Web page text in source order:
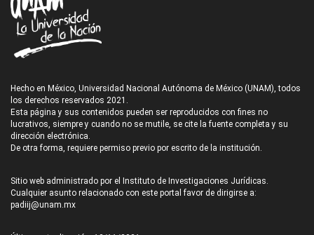
Hecho en México, Universidad Nacional Autónoma de México (UNAM), todos
los derechos reservados 2021.
Esta página y sus contenidos pueden ser reproducidos con fines no
lucrativos, siempre y cuando no se mutile, se cite la fuente completa y su
dirección electrónica.
De otra forma, requiere permiso previo por escrito de la institución.
Sitio web administrado por el Instituto de Investigaciones Jurídicas.
Cualquier asunto relacionado con este portal favor de dirigirse a:
padiij@unam.mx